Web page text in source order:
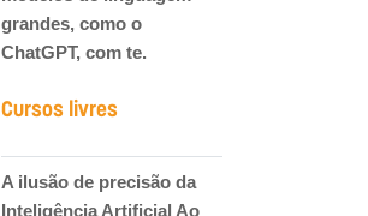
grandes, como o
ChatGPT, com te.
Cursos livres
A ilusão de precisão da
Inteligência Artificial Ao